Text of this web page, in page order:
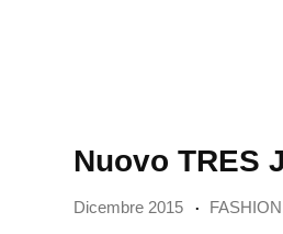
Nuovo TRES
Dicembre 2015 FASHION